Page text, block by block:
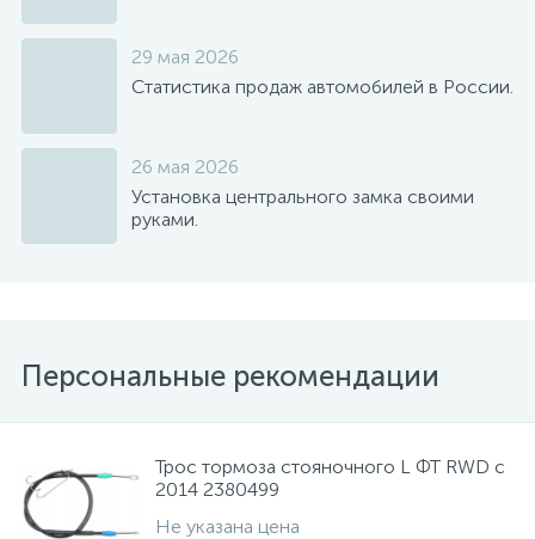
29 мая 2026
Статистика продаж автомобилей в России.
26 мая 2026
Установка центрального замка своими
руками.
Персональные рекомендации
Трос тормоза стояночного L ФТ RWD с
2014 2380499
Не указана цена